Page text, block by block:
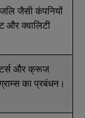
जैसी कंपनियों
और क्वालिटी
और क्रूज
का प्रबंधन।